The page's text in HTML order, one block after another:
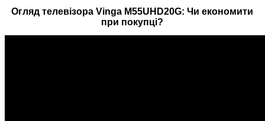
Огляд телевізора Vinga M55UHD20G: Чи економити
при покупці?